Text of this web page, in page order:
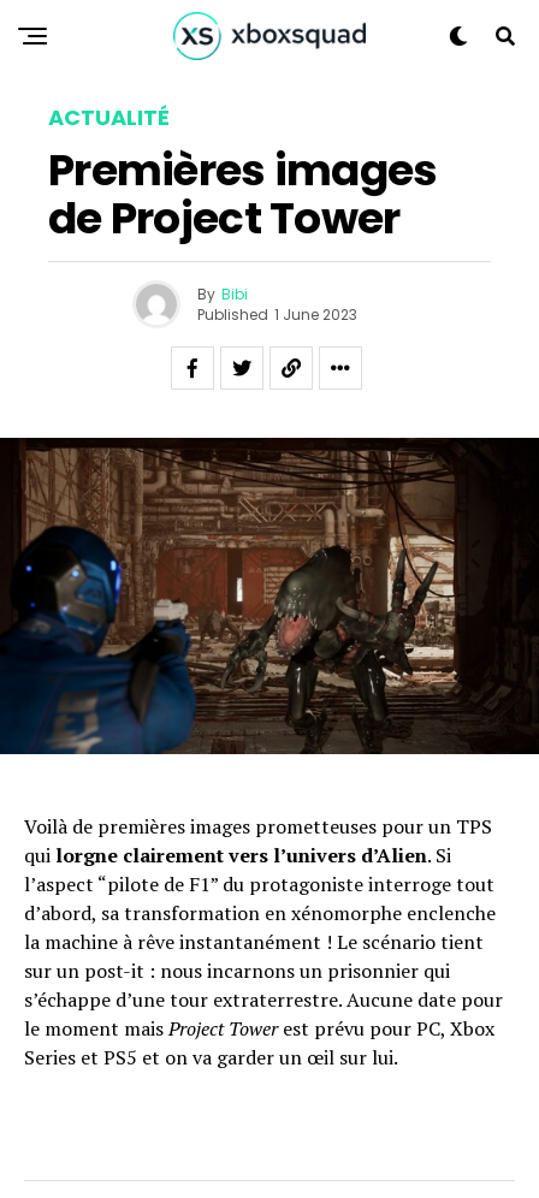
ACTUALITÉ
Premières images
de Project Tower
By Bibi
Published 1 June 2023
Voilà de premières images prometteuses pour un TPS
qui lorgne clairement vers l’univers d’Alien. Si
l’aspect “pilote de F1” du protagoniste interroge tout
d’abord, sa transformation en xénomorphe enclenche
la machine à rêve instantanément ! Le scénario tient
sur un post-it : nous incarnons un prisonnier qui
s’échappe d’une tour extraterrestre. Aucune date pour
le moment maisProject Towerest prévu pour PC, Xbox
Series et PS5 et on va garder un œil sur lui.